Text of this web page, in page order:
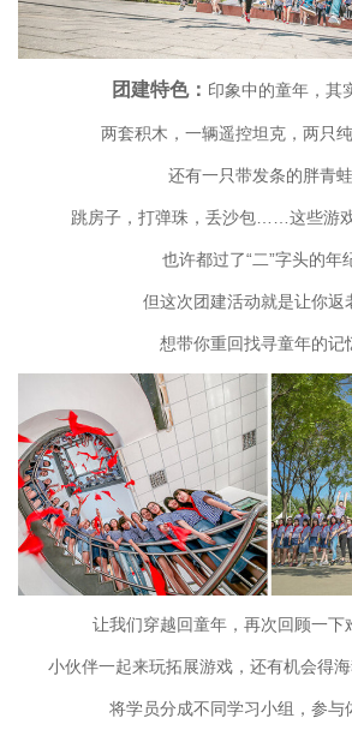
团建特色： 印象中的童年，其
两套积木，一辆遥控坦克，两只
还有一只带发条的胖青蛙
跳房子，打弹珠，丢沙包……这些游
也许都过了“二”字头的年
但这次团建活动就是让你返
想带你重回找寻童年的记
让我们穿越回童年，再次回顾一下
小伙伴一起来玩拓展游戏，还有机会得
将学员分成不同学习小组，参与